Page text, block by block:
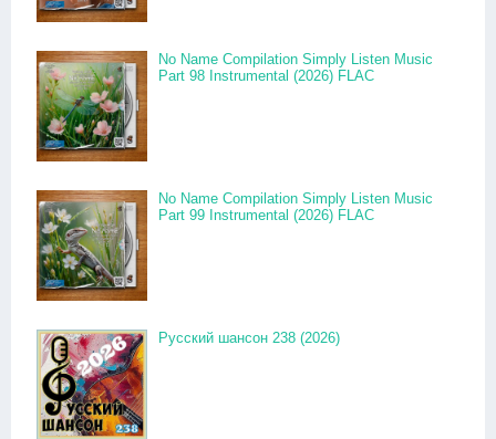
No Name Compilation Simply Listen Music
Part 98 Instrumental (2026) FLAC
No Name Compilation Simply Listen Music
Part 99 Instrumental (2026) FLAC
Русский шансон 238 (2026)